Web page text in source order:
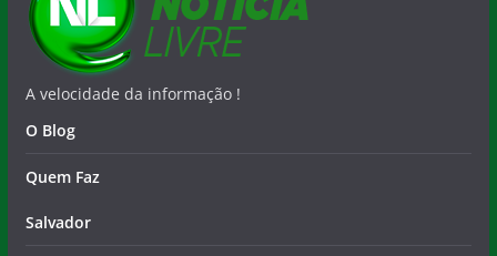
A velocidade da informação !
O Blog
Quem Faz
Salvador